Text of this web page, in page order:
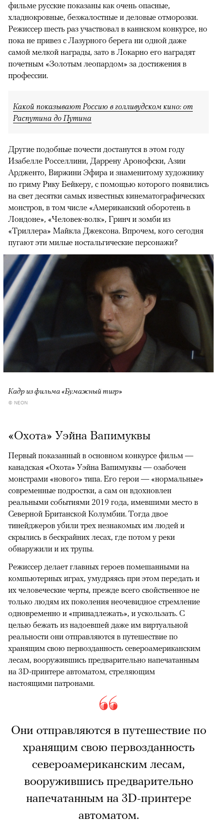
фильме русские показаны как очень опасные,
хладнокровные, безжалостные и деловые отморозки.
Режиссер шесть раз участвовал в каннском конкурсе, но
пока не привез с Лазурного берега ни одной даже
самой мелкой награды, зато в Локарно его наградят
почетным «Золотым леопардом» за достижения в
профессии.
Какой показывают Россию в голливудском кино: от
Распутина до Путина
Другие подобные почести достанутся в этом году
Изабелле Росселлини, Даррену Аронофски, Азии
Ардженто, Виржини Эфира и знаменитому художнику
по гриму Рику Бейкеру, с помощью которого появились
на свет десятки самых известных кинематографических
монстров, в том числе «Американский оборотень в
Лондоне», «Человек-волк», Гринч и зомби из
«Триллера» Майкла Джексона. Впрочем, кого сегодня
пугают эти милые ностальгические персонажи?
Кадр из фильма «Бумажный тигр»
© NEON
«Охота» Уэйна Вапимуквы
Первый показанный в основном конкурсе фильм —
канадская «Охота» Уэйна Вапимуквы — озабочен
монстрами «нового» типа. Его герои — «нормальные»
современные подростки, а сам он вдохновлен
реальными событиями 2019 года, имевшими место в
Северной Британской Колумбии. Тогда двое
тинейджеров убили трех незнакомых им людей и
скрылись в бескрайних лесах, где потом у реки
обнаружили и их трупы.
Режиссер делает главных героев помешанными на
компьютерных играх, умудряясь при этом передать и
их человеческие черты, прежде всего свойственное не
только людям их поколения неочевидное стремление
одновременно и «принадлежать», и ускользать. С
целью бежать из надоевшей даже им виртуальной
реальности они отправляются в путешествие по
хранящим свою первозданность североамериканским
лесам, вооружившись предварительно напечатанным
на 3D-принтере автоматом, стреляющим
настоящими патронами.
Они отправляются в путешествие по
хранящим свою первозданность
североамериканским лесам,
вооружившись предварительно
напечатанным на 3D-принтере
автоматом.